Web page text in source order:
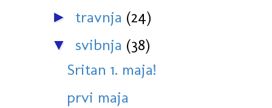
► travnja (24)
▼ svibnja (38)
Sritan 1. maja!
prvi maja